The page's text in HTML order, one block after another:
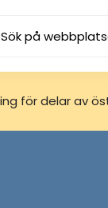
för delar av